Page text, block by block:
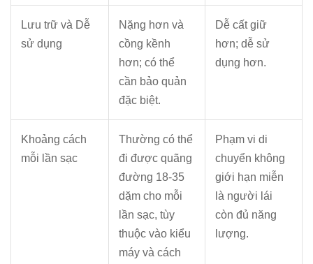
Lưu trữ và Dễ
sử dụng
Nặng hơn và
cồng kềnh
hơn; có thể
cần bảo quản
đặc biệt.
Dễ cất giữ
hơn; dễ sử
dụng hơn.
Khoảng cách
mỗi lần sạc
Thường có thể
đi được quãng
đường 18-35
dặm cho mỗi
lần sạc, tùy
thuộc vào kiểu
máy và cách
Phạm vi di
chuyển không
giới hạn miễn
là người lái
còn đủ năng
lượng.